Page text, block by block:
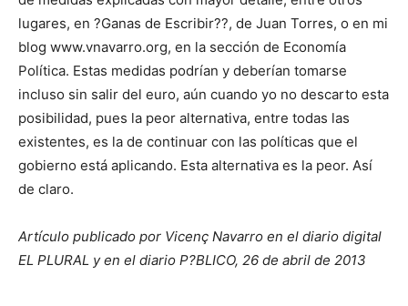
lugares, en ?Ganas de Escribir??, de Juan Torres, o en mi
blog www.vnavarro.org, en la sección de Economía
Política. Estas medidas podrían y deberían tomarse
incluso sin salir del euro, aún cuando yo no descarto esta
posibilidad, pues la peor alternativa, entre todas las
existentes, es la de continuar con las políticas que el
gobierno está aplicando. Esta alternativa es la peor. Así
de claro.
Artículo publicado por Vicenç Navarro en el diario digital
EL PLURAL y en el diario P?BLICO, 26 de abril de 2013